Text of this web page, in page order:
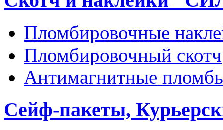
Пломбировочные
Пломбировочный скотч
Антимагнитные
Сейф-пакеты,